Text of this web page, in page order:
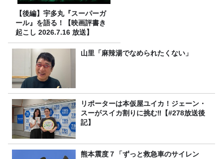
【後編】宇多丸『スーパーガ
ール』を語る！【映画評書き
起こし 2026.7.16 放送】
山里「麻辣湯でなめられたくない」
リポーターは本仮屋ユイカ！ジェーン・
スーがスイカ割りに挑む‼【#278放送後
記】
熊本震度７「ずっと救急車のサイレン